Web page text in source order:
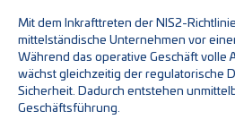
Mit dem Inkrafttreten der NIS2-
mittelständische Unternehmen vor
Während das operative Geschäft volle
wächst gleichzeitig der regulatorische
Sicherheit. Dadurch entstehen
Geschäftsführung.